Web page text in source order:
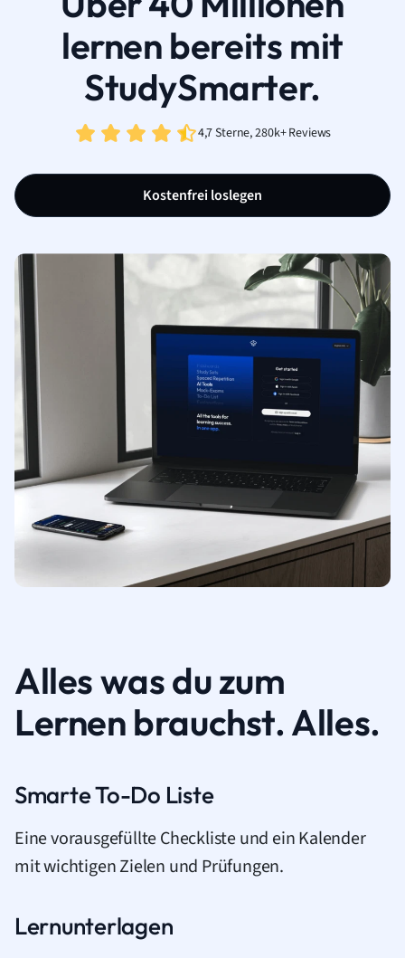
lernen bereits mit
StudySmarter.
4,7 Sterne, 280k+ Reviews
Kostenfrei loslegen
Alles was du zum
Lernen brauchst. Alles.
Smarte To-Do Liste
Eine vorausgefüllte Checkliste und ein Kalender
mit wichtigen Zielen und Prüfungen.
Lernunterlagen